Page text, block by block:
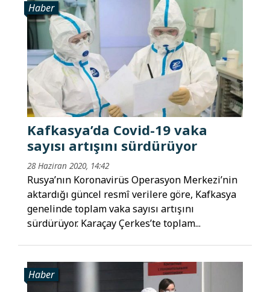
Haber
Kafkasya’da Covid-19 vaka
sayısı artışını sürdürüyor
28 Haziran 2020, 14:42
Rusya’nın Koronavirüs Operasyon Merkezi’nin
aktardığı güncel resmî verilere göre, Kafkasya
genelinde toplam vaka sayısı artışını
sürdürüyor. Karaçay Çerkes’te toplam...
Haber